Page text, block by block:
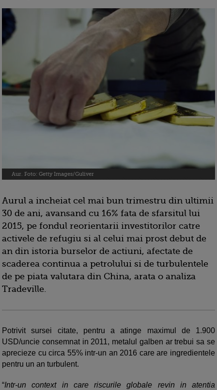
Aur. Foto: Getty Images/Guliver
Aurul a incheiat cel mai bun trimestru din ultimii
30 de ani, avansand cu 16% fata de sfarsitul lui
2015, pe fondul reorientarii investitorilor catre
activele de refugiu si al celui mai prost debut de
an din istoria burselor de actiuni, afectate de
scaderea continua a petrolului si de turbulentele
de pe piata valutara din China, arata o analiza
Tradeville.
Potrivit sursei citate, pentru a atinge maximul de 1.900
USD/uncie consemnat in 2011, metalul galben ar trebui sa se
aprecieze cu circa 55% intr-un an 2016 care are ingredientele
pentru un an turbulent.
“Intr-un context in care riscurile globale revin in atentia